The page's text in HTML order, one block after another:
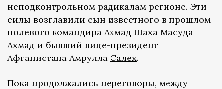
неподконтрольном радикалам регионе. Эти
силы возглавили сын известного в прошлом
полевого командира Ахмад Шаха Масуда
Ахмад и бывший вице-президент
Афганистана Амрулла Салех.
Пока продолжались переговоры, между